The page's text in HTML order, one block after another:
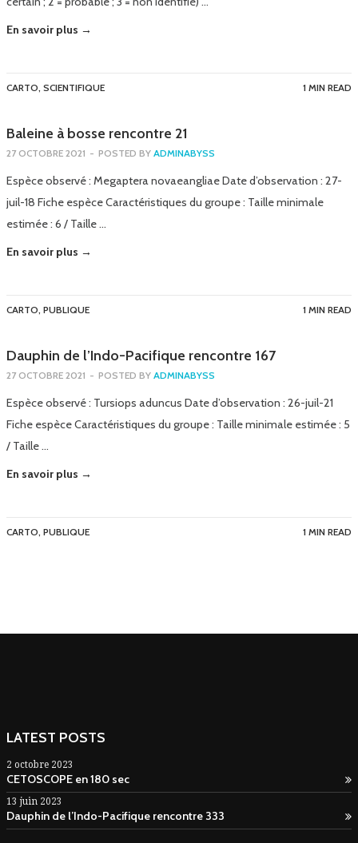
En savoir plus →
CARTO, SCIENTIFIQUE 1 MIN READ
Baleine à bosse rencontre 21
27 OCTOBRE 2021 - POSTED BY ADMINABYSS
Espèce observé : Megaptera novaeangliae Date d’observation : 27-
juil-18 Fiche espèce Caractéristiques du groupe : Taille minimale
estimée : 6 / Taille …
En savoir plus →
CARTO, PUBLIQUE 1 MIN READ
Dauphin de l’Indo-Pacifique rencontre 167
27 OCTOBRE 2021 - POSTED BY ADMINABYSS
Espèce observé : Tursiops aduncus Date d’observation : 26-juil-21
Fiche espèce Caractéristiques du groupe : Taille minimale estimée : 5
/ Taille …
En savoir plus →
CARTO, PUBLIQUE 1 MIN READ
LATEST POSTS
2 octobre 2023
CETOSCOPE en 180 sec
13 juin 2023
Dauphin de l’Indo-Pacifique rencontre 333